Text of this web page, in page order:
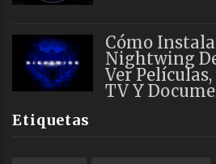
Cómo
Nightwing
Ver
TV Y
Etiquetas